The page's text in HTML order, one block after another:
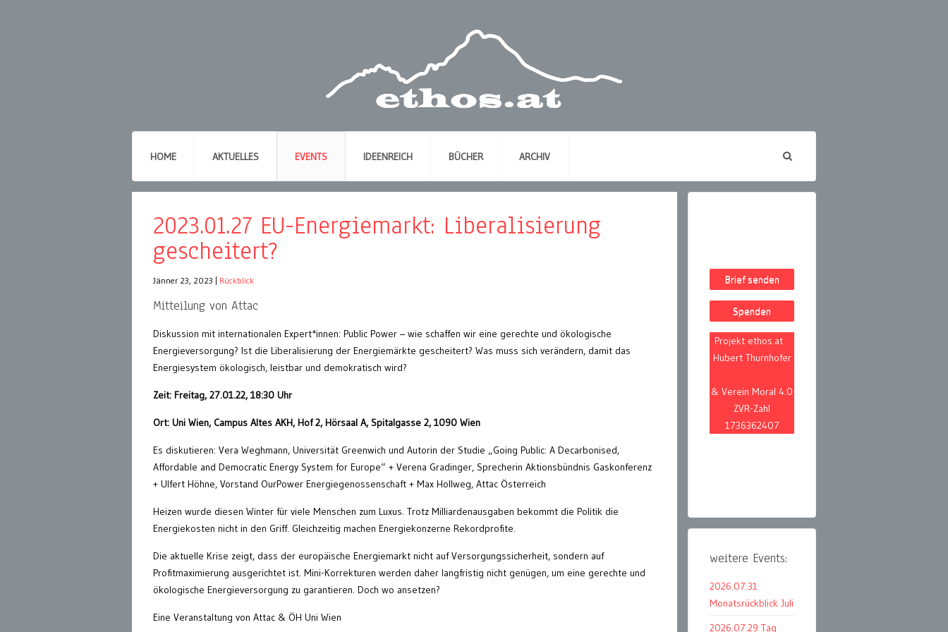
HOME AKTUELLES EVENTS IDEENREICH BÜCHER ARCHIV
2023.01.27 EU-Energiemarkt: Liberalisierung
gescheitert?
Jänner 23, 2023 Rückblick
Mitteilung von Attac
Diskussion mit internationalen Expert*innen: Public Power – wie schaffen wir eine gerechte und ökologische
Energieversorgung? Ist die Liberalisierung der Energiemärkte gescheitert? Was muss sich verändern, damit das
Energiesystem ökologisch, leistbar und demokratisch wird?
Zeit: Freitag, 27.01.22, 18:30 Uhr
Ort: Uni Wien, Campus Altes AKH, Hof 2, Hörsaal A, Spitalgasse 2, 1090 Wien
Es diskutieren: Vera Weghmann, Universität Greenwich und Autorin der Studie „Going Public: A Decarbonised,
Affordable and Democratic Energy System for Europe“ + Verena Gradinger, Sprecherin Aktionsbündnis Gaskonferenz
+ Ulfert Höhne, Vorstand OurPower Energiegenossenschaft + Max Hollweg, Attac Österreich
Heizen wurde diesen Winter für viele Menschen zum Luxus. Trotz Milliardenausgaben bekommt die Politik die
Energiekosten nicht in den Griff. Gleichzeitig machen Energiekonzerne Rekordprofite.
Die aktuelle Krise zeigt, dass der europäische Energiemarkt nicht auf Versorgungssicherheit, sondern auf
Profitmaximierung ausgerichtet ist. Mini-Korrekturen werden daher langfristig nicht genügen, um eine gerechte und
ökologische Energieversorgung zu garantieren. Doch wo ansetzen?
Eine Veranstaltung von Attac & ÖH Uni Wien
Brief senden
Spenden
Projekt ethos.at
Hubert Thurnhofer
& Verein Moral 4.0
ZVR-Zahl
1736362407
weitere Events:
2026.07.31
Monatsrückblick Juli
2026.07.29 Tag